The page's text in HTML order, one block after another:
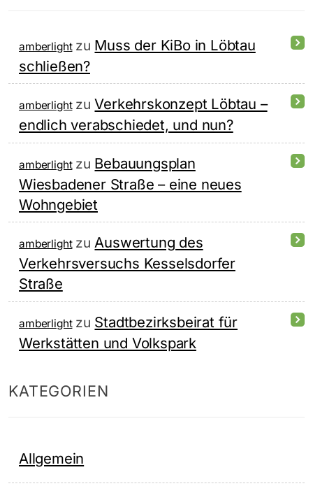
amberlightzu Muss der KiBo in Löbtau
schließen?
amberlightzuVerkehrskonzept Löbtau –
endlich verabschiedet, und nun?
amberlightzu Bebauungsplan
Wiesbadener Straße – eine neues
Wohngebiet
amberlightzuAuswertung des
Verkehrsversuchs Kesselsdorfer
Straße
amberlightzu Stadtbezirksbeirat für
Werkstätten und Volkspark
KATEGORIEN
Allgemein